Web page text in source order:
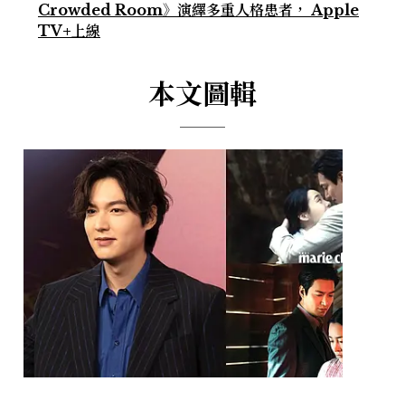
Crowded Room》演繹多重人格患者， Apple
TV+上線
本文圖輯